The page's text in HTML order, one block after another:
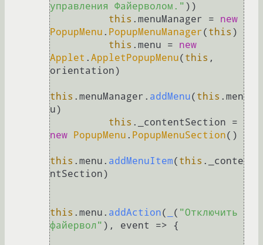
управления Файерволом." ))
this . menuManager = new
PopupMenu . PopupMenuManager( this )
this . menu = new
Applet . AppletPopupMenu( this ,
orientation)
this . menuManager . addMenu( this . men
u)
this . _contentSection
new
PopupMenu . PopupMenuSection()
this . menu . addMenuItem( this .
_conte
ntSection)
this . menu . addAction( ( "Отключить
файервол" ), event => {